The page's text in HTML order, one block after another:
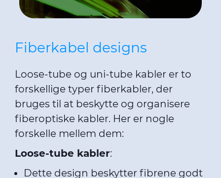
Fiberkabel designs
Loose-tube og uni-tube kabler er to
forskellige typer fiberkabler, der
bruges til at beskytte og organisere
fiberoptiske kabler. Her er nogle
forskelle mellem dem:
Loose-tube kabler:
Dette design beskytter fibrene godt